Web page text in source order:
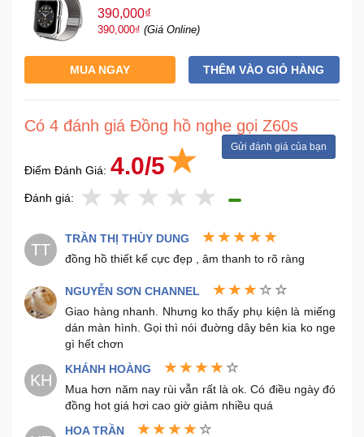
390,000₫
390,000₫ (Giá Online)
MUA NGAY THÊM VÀO GIỎ HÀNG
Có 4 đánh giá Đồng hồ nghe gọi Z60s
Gửi đánh giá của bạn
Điểm Đánh Giá: 4.0/5
Đánh giá:
TT
TRẦN THỊ THÙY DUNG
đồng hồ thiết kế cực đẹp , âm thanh to rõ ràng
NGUYỄN SƠN CHANNEL
Giao hàng nhanh. Nhưng ko thấy phụ kiện là miếng
dán màn hình. Gọi thì nói đuờng dây bên kia ko nge
gì hết chơn
KH
KHÁNH HOÀNG
Mua hơn năm nay rùi vẫn rất là ok. Có điều ngày đó
đồng hot giá hơi cao giờ giảm nhiều quá
HOA TRẦN